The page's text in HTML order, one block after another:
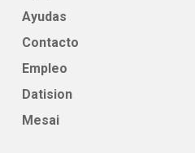
Ayudas
Contacto
Empleo
Datision
Mesai